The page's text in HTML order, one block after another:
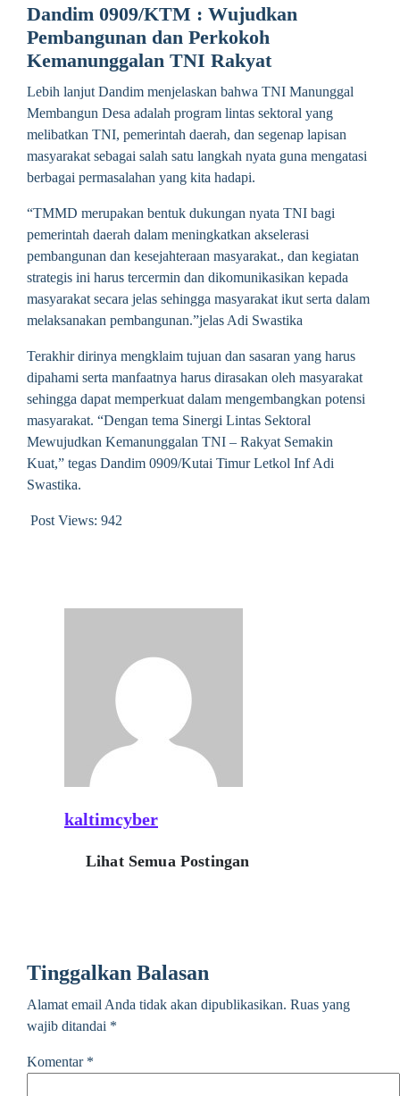
Dandim 0909/KTM : Wujudkan
Pembangunan dan Perkokoh
Kemanunggalan TNI Rakyat
Lebih lanjut Dandim menjelaskan bahwa TNI Manunggal
Membangun Desa adalah program lintas sektoral yang
melibatkan TNI, pemerintah daerah, dan segenap lapisan
masyarakat sebagai salah satu langkah nyata guna mengatasi
berbagai permasalahan yang kita hadapi.
“TMMD merupakan bentuk dukungan nyata TNI bagi
pemerintah daerah dalam meningkatkan akselerasi
pembangunan dan kesejahteraan masyarakat., dan kegiatan
strategis ini harus tercermin dan dikomunikasikan kepada
masyarakat secara jelas sehingga masyarakat ikut serta dalam
melaksanakan pembangunan.”jelas Adi Swastika
Terakhir dirinya mengklaim tujuan dan sasaran yang harus
dipahami serta manfaatnya harus dirasakan oleh masyarakat
sehingga dapat memperkuat dalam mengembangkan potensi
masyarakat. “Dengan tema Sinergi Lintas Sektoral
Mewujudkan Kemanunggalan TNI – Rakyat Semakin
Kuat,” tegas Dandim 0909/Kutai Timur Letkol Inf Adi
Swastika.
Post Views: 942
kaltimcyber
Lihat Semua Postingan
Tinggalkan Balasan
Alamat email Anda tidak akan dipublikasikan. Ruas yang
wajib ditandai *
Komentar *